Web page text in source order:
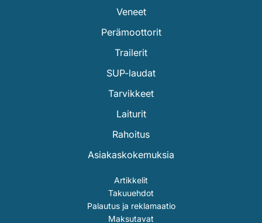
Veneet
Perämoottorit
Trailerit
SUP-laudat
Tarvikkeet
Laiturit
Rahoitus
Asiakaskokemuksia
Artikkelit
Takuuehdot
Palautus ja reklamaatio
Maksutavat